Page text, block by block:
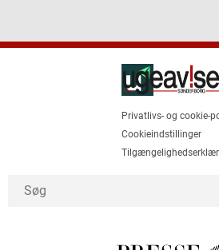
Privatlivs- og cookie-
Cookieindstillinger